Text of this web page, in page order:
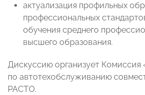
актуализация профильных
профессиональных
обучения среднего
высшего образования.
Дискуссию организует
по автотехобслуживанию
РАСТО.